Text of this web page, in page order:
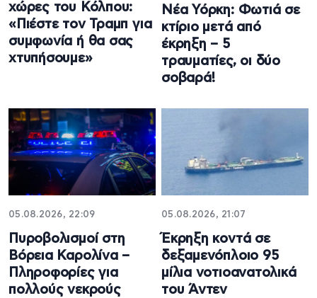
χώρες του Κόλπου:
«Πιέστε τον Τραμπ για
συμφωνία ή θα σας
χτυπήσουμε»
Νέα Υόρκη: Φωτιά σε
κτίριο μετά από
έκρηξη – 5
τραυματίες, οι δύο
σοβαρά!
05.08.2026, 22:09
Πυροβολισμοί στη
Βόρεια Καρολίνα –
Πληροφορίες για
πολλούς νεκρούς
05.08.2026, 21:07
Έκρηξη κοντά σε
δεξαμενόπλοιο 95
μίλια νοτιοανατολικά
του Άντεν